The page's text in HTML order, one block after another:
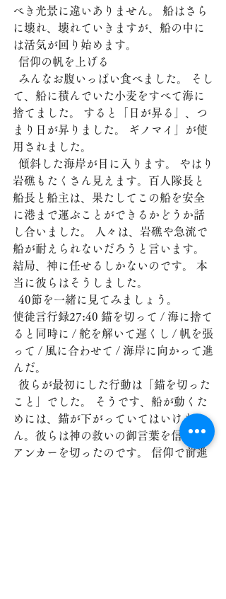
べき光景に違いありません。 船はさら
に壊れ、壊れていきますが、船の中に
は活気が回り始めます。
  信仰の帆を上げる
て、船に積んでいた小麦をすべて海に
捨てました。 すると「日が昇る」、つ
まり日が昇りました。 ギノマイ」が使
用されました。
岩礁もたくさん見えます。百人隊長と
船長と船主は、果たしてこの船を安全
に港まで運ぶことができるかどうか話
し合いました。 人々は、岩礁や急流で
船が耐えられないだろうと言います。
結局、神に任せるしかないのです。 本
当に彼らはそうしました。
  40節を一緒に見てみましょう。
使徒言行録27:40 錨を切って / 海に捨て
ると同時に / 舵を解いて遅くし / 帆を張
って / 風に合わせて / 海岸に向かって進
んだ。
こと」でした。 そうです、船が動くた
めには、錨が下がっていてはいけませ
ん。彼らは神の救いの御言葉を信じて
アンカーを切ったのです。 信仰で前進